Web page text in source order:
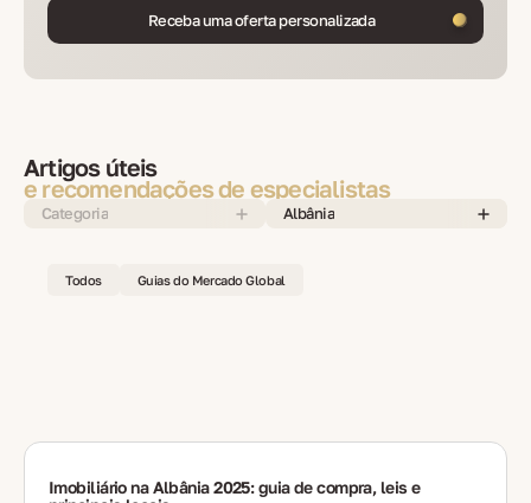
Receba uma oferta personalizada
Artigos úteis
e recomendações de especialistas
Categoria Albânia
Todos Guias do Mercado Global
Imobiliário na Albânia 2025: guia de compra, leis e